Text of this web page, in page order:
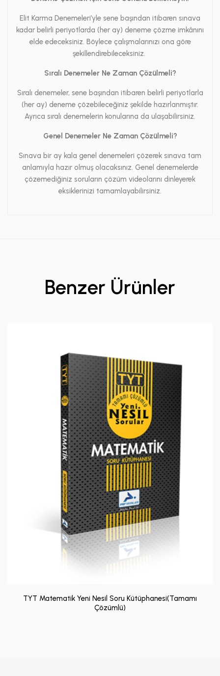
Elit Karma Denemeleri’yle sene başından itibaren sınava
kadar belirli periyotlarda (her ay) deneme çözme imkânını
elde edeceksiniz. Böylece çalışmalarınızı ona göre
şekillendirebileceksiniz.
Sıralı Denemeler Ne Zaman Çözülmeli?
Sıralı denemeler, sene başından itibaren belirli periyotlarla
(her ay) deneme çözebileceğiniz şekilde hazırlanmıştır.
Ayrıca sıralı denemelerin konularına da ulaşabilirsiniz.
Genel Denemeler Ne Zaman Çözülmeli?
Sınava bir ay kala genel denemeleri çözerek sınava tam
anlamıyla hazır olmuş olacaksınız. Genel denemelerde
çözemediğiniz soruların çözüm videolarını dinleyerek
eksiklerinizi tamamlayabilirsiniz.
Benzer Ürünler
TYT Matematik Yeni Nesil Soru Kütüphanesi(Tamamı
Çözümlü)